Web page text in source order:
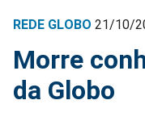
REDE GLOBO 21/10/
Morre
da Globo